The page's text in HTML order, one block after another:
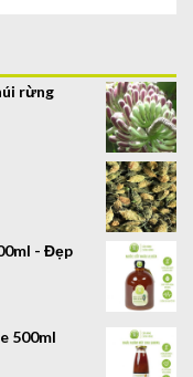
rừng
- Đẹp
500ml